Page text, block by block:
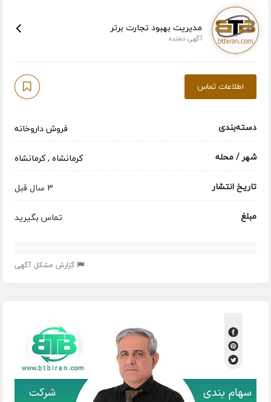
مدیریت بهبود تجارت برتر
آگهی دهنده
اطلاعات تماس
دسته‌بندی
فروش داروخانه
شهر / محله
کرمانشاه,کرمانشاه
تاریخ انتشار
3 سال قبل
مبلغ
تماس بگیرید
گزارش مشکل آگهی